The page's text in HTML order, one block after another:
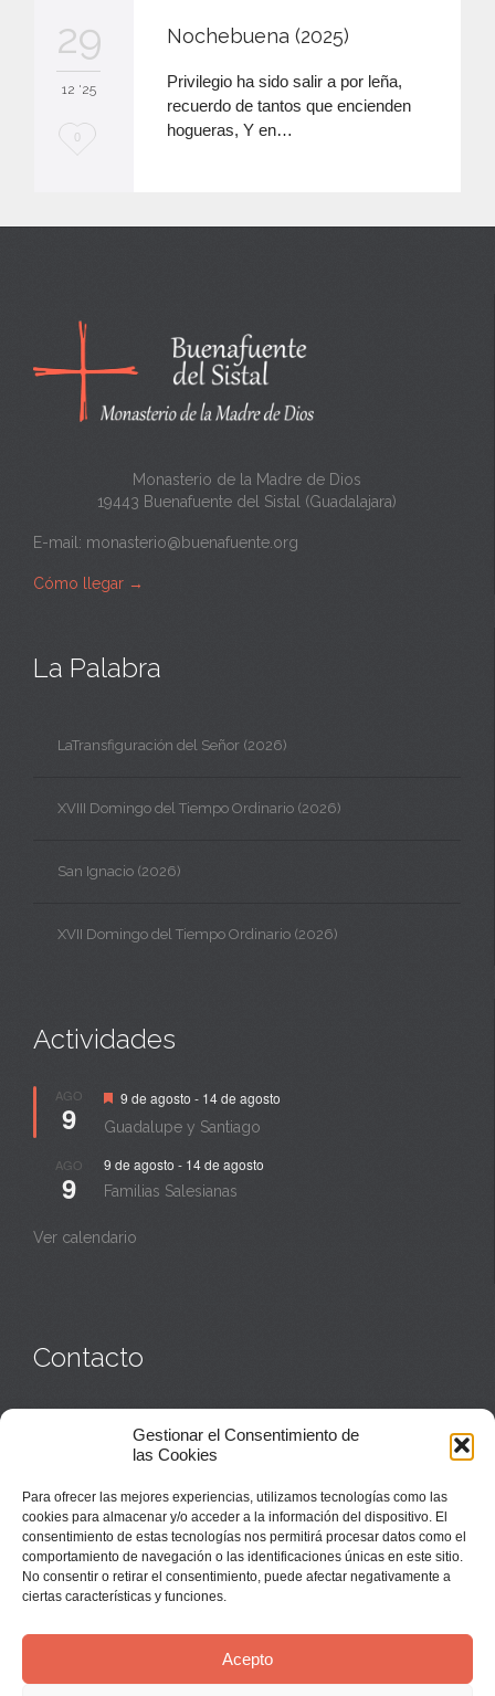
Gestionar el Consentimiento de
las Cookies
Para ofrecer las mejores experiencias, utilizamos tecnologías como las
cookies para almacenar y/o acceder a la información del dispositivo. El
consentimiento de estas tecnologías nos permitirá procesar datos como el
comportamiento de navegación o las identificaciones únicas en este sitio.
No consentir o retirar el consentimiento, puede afectar negativamente a
ciertas características y funciones.
Acepto
29
12 '25
M
a
0
Nochebuena (2025)
Privilegio ha sido salir a por leña,
recuerdo de tantos que encienden
hogueras, Y en…
Monasterio de la Madre de Dios
19443 Buenafuente del Sistal (Guadalajara)
E-mail: monasterio@buenafuente.org
Cómo llegar →
La Palabra
LaTransfiguración del Señor (2026)
XVIII Domingo del Tiempo Ordinario (2026)
San Ignacio (2026)
XVII Domingo del Tiempo Ordinario (2026)
Actividades
AGO
9
Destacado
9 de agosto - 14 de agosto
Guadalupe y Santiago
AGO
9
9 de agosto - 14 de agosto
Familias Salesianas
Ver calendario
Contacto
Monasterio:949 835 032
Casa de acogida:609 423 521o949 835 058
Parroquia y sacerdotes:949 835 111
Monasterio:monasterio@buenafuente.org
Información:informacion@buenafuente.org
Casa de acogida:acogida@buenafuente.org
Ángel Moreno:angel@buenafuente.org